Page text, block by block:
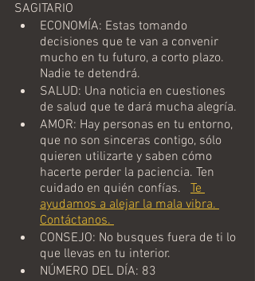
SAGITARIO
ECONOMÍA: Estas tomando
decisiones que te van a convenir
mucho en tu futuro, a corto plazo.
Nadie te detendrá.
SALUD: Una noticia en cuestiones
de salud que te dará mucha alegría.
AMOR: Hay personas en tu entorno,
que no son sinceras contigo, sólo
quieren utilizarte y saben cómo
hacerte perder la paciencia. Ten
cuidado en quién confías. Te
ayudamos a alejar la mala vibra.
Contáctanos.
CONSEJO: No busques fuera de ti lo
que llevas en tu interior.
NÚMERO DEL DÍA: 83